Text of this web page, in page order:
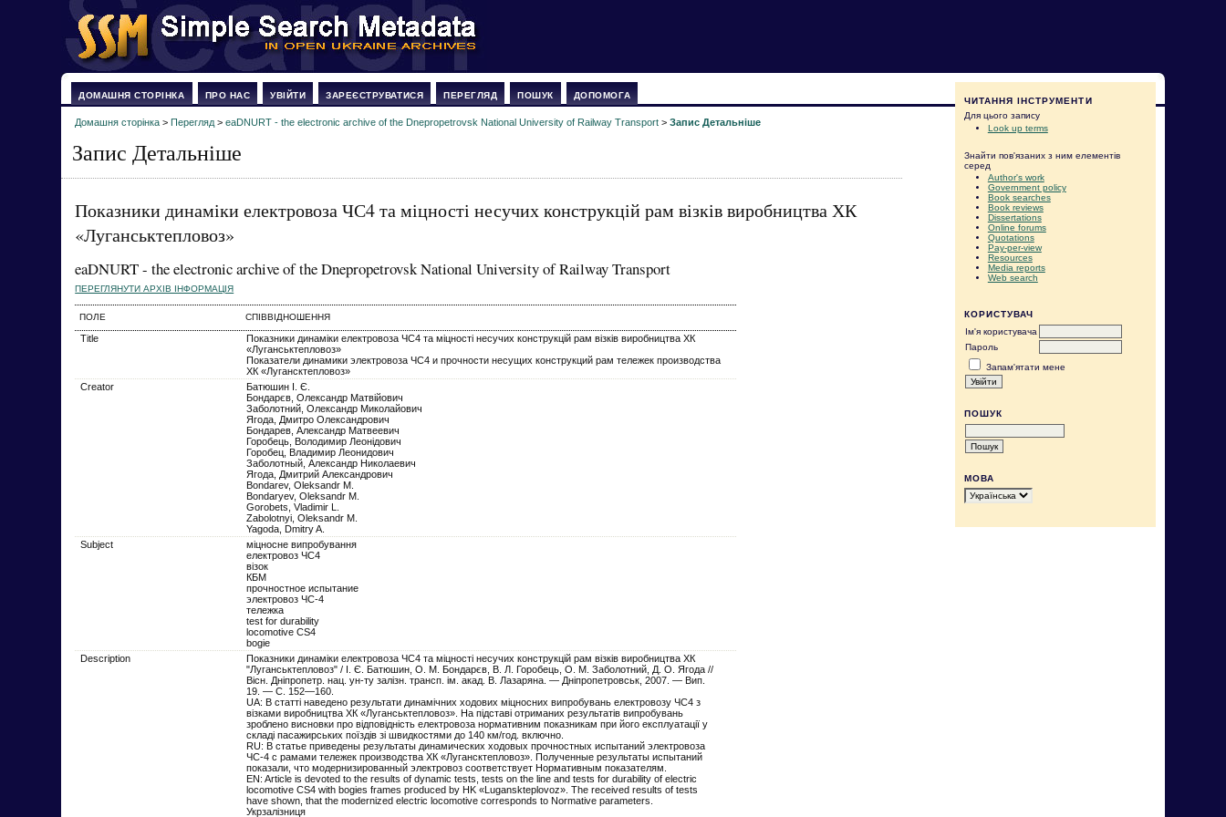
ЧИТАННЯ ІНСТРУМЕНТИ
Для цього запису
Look up terms
Знайти пов'язаних з ним елементів
серед
Author's work
Government policy
Book searches
Book reviews
Dissertations
Online forums
Quotations
Pay-per-view
Resources
Media reports
Web search
КОРИСТУВАЧ
Ім'я користувача
Пароль
Запам'ятати мене
ПОШУК
МОВА
ДОМАШНЯ СТОРІНКА ПРО НАС УВІЙТИ ЗАРЕЄСТРУВАТИСЯ ПЕРЕГЛЯД ПОШУК ДОПОМОГА
Домашня сторінка >Перегляд >eaDNURT - the electronic archive of the Dnepropetrovsk National University of Railway Transport >Запис Детальніше
Запис Детальніше
Показники динаміки електровоза ЧС4 та міцності несучих конструкцій рам візків виробництва ХК
«Луганськтепловоз»
eaDNURT - the electronic archive of the Dnepropetrovsk National University of Railway Transport
ПЕРЕГЛЯНУТИ АРХІВ ІНФОРМАЦІЯ
ПОЛЕ СПІВВІДНОШЕННЯ
Title
Показники динаміки електровоза ЧС4 та міцності несучих конструкцій рам візків виробництва ХК
«Луганськтепловоз»
Показатели динамики электровоза ЧС4 и прочности несущих конструкций рам тележек производства
ХК «Лугансктепловоз»
Creator
Батюшин І. Є.
Бондарєв, Олександр Матвійович
Заболотний, Олександр Миколайович
Ягода, Дмитро Олександрович
Бондарев, Александр Матвеевич
Горобець, Володимир Леонідович
Горобец, Владимир Леонидович
Заболотный, Александр Николаевич
Ягода, Дмитрий Александрович
Bondarev, Oleksandr M.
Bondaryev, Oleksandr M.
Gorobets, Vladimir L.
Zabolotnyi, Oleksandr M.
Yagoda, Dmitry A.
Subject
міцносне випробування
електровоз ЧС4
візок
КБМ
прочностное испытание
электровоз ЧС-4
тележка
test for durability
locomotive СS4
bogie
Description
Показники динаміки електровоза ЧС4 та міцності несучих конструкцій рам візків виробництва ХК
"Луганськтепловоз" / І. Є. Батюшин, О. М. Бондарєв, В. Л. Горобець, О. М. Заболотний, Д. О. Ягода //
Вісн. Дніпропетр. нац. ун-ту залізн. трансп. ім. акад. В. Лазаряна. — Дніпропетровськ, 2007. — Вип.
19. — С. 152—160.
UA: В статті наведено результати динамічних ходових міцносних випробувань електровозу ЧС4 з
візками виробництва ХК «Луганськтепловоз». На підставі отриманих результатів випробувань
зроблено висновки про відповідність електровоза нормативним показникам при його експлуатації у
складі пасажирських поїздів зі швидкостями до 140 км/год. включно.
RU: В статье приведены результаты динамических ходовых прочностных испытаний электровоза
ЧС-4 с рамами тележек производства ХК «Лугансктепловоз». Полученные результаты испытаний
показали, что модернизированный электровоз соответствует Нормативным показателям.
EN: Article is devoted to the results of dynamic tests, tests on the line and tests for durability of electric
locomotive СS4 with bogies frames produced by HK «Luganskteplovoz». The received results of tests
have shown, that the modernized electric locomotive corresponds to Normative parameters.
Укрзалізниця